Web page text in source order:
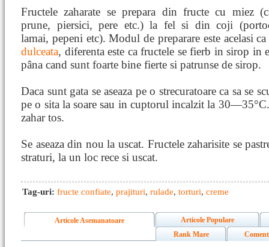
Fructele zaharate se prepara din fructe cu miez
prune, piersici, pere etc.) la fel si din coji
lamai, pepeni etc). Modul de preparare este acelasi
dulceata, diferenta este ca fructele se fierb in sirop in
pâna cand sunt foarte bine fierte si patrunse de sirop.
Daca sunt gata se aseaza pe o strecuratoare ca sa se
pe o sita la soare sau in cuptorul incalzit la
zahar tos.
Se aseaza din nou la uscat. Fructele zaharisite se
straturi, la un loc rece si uscat.
Tag-uri: fructe confiate, prajituri, rulade, torturi, creme
Articole Asemanatoare
Articole Populare
Rank Mare